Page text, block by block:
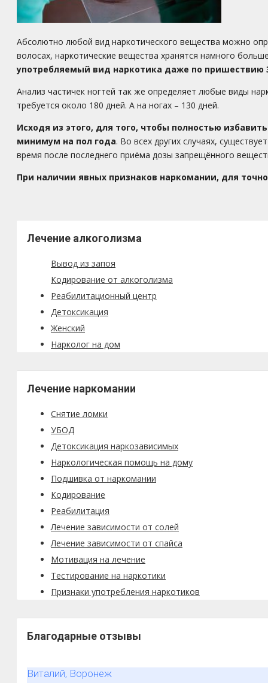
Абсолютно любой вид наркотического вещества можно
волосах, наркотические вещества хранятся намного
употребляемый вид наркотика даже по пришествию
Анализ частичек ногтей так же определяет любые виды
требуется около 180 дней. А на ногах – 130 дней.
Исходя из этого, для того, чтобы полностью
минимум на пол года. Во всех других случаях,
время после последнего приёма дозы запрещённого
При наличии явных признаков наркомании, для
Лечение алкоголизма
Вывод из запоя
Кодирование от алкоголизма
Реабилитационный центр
Детоксикация
Женский
Нарколог на дом
Лечение наркомании
Снятие ломки
УБОД
Детоксикация наркозависимых
Наркологическая помощь на дому
Подшивка от наркомании
Кодирование
Реабилитация
Лечение зависимости от солей
Лечение зависимости от спайса
Мотивация на лечение
Тестирование на наркотики
Признаки употребления наркотиков
Благодарные отзывы
Виталий, Воронеж